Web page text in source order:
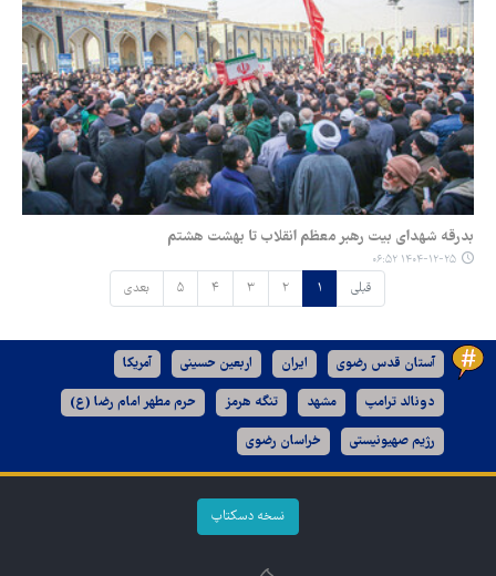
بدرقه شهدای بیت رهبر معظم انقلاب تا بهشت هشتم
۱۴۰۴-۱۲-۲۵ ۰۶:۵۲
قبلی ۱ ۲ ۳ ۴ ۵ بعدی
آستان قدس رضوی ایران اربعین حسینی آمریکا
دونالد ترامپ مشهد تنگه هرمز حرم مطهر امام رضا (ع)
رژیم صهیونیستی خراسان رضوی
نسخه دسکتاپ